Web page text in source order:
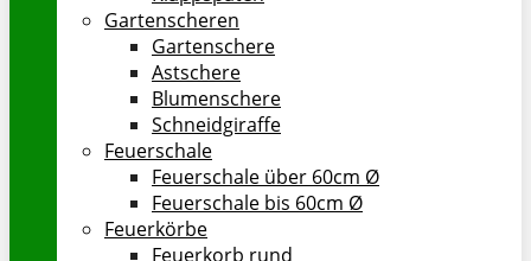
Gartenscheren
Gartenschere
Astschere
Blumenschere
Schneidgiraffe
Feuerschale
Feuerschale über 60cm Ø
Feuerschale bis 60cm Ø
Feuerkörbe
Feuerkorb rund